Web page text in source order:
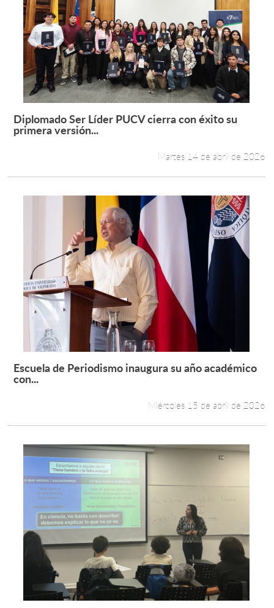
Leer más +
Diplomado Ser Líder PUCV cierra con éxito su
primera versión...
Martes 14 de abril de 2026
Leer más +
Escuela de Periodismo inaugura su año académico
con...
Miércoles 15 de abril de 2026